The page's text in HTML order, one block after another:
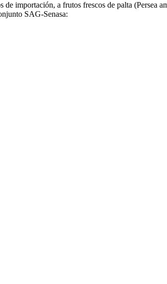
importación, a frutos frescos de palta (Persea
SAG-Senasa: